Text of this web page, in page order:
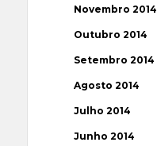
Novembro 2014
Outubro 2014
Setembro 2014
Agosto 2014
Julho 2014
Junho 2014